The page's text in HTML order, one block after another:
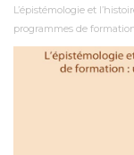
L’épistémologie et
programmes de